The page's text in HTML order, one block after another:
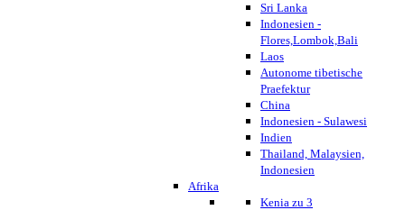
Sri Lanka
Indonesien -
Flores,Lombok,Bali
Laos
Autonome tibetische
Praefektur
China
Indonesien - Sulawesi
Indien
Thailand, Malaysien,
Indonesien
Afrika
Kenia zu 3